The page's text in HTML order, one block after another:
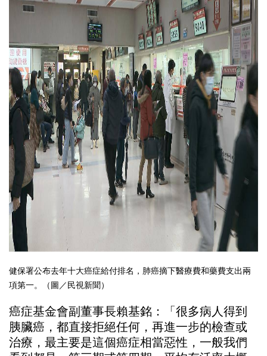
健保署公布去年十大癌症給付排名，肺癌摘下醫療費和藥費支出兩
項第一。（圖／民視新聞）
癌症基金會副董事長賴基銘：「很多病人得到
胰臟癌，都直接拒絕任何，再進一步的檢查或
治療，最主要是這個癌症相當惡性，一般我們